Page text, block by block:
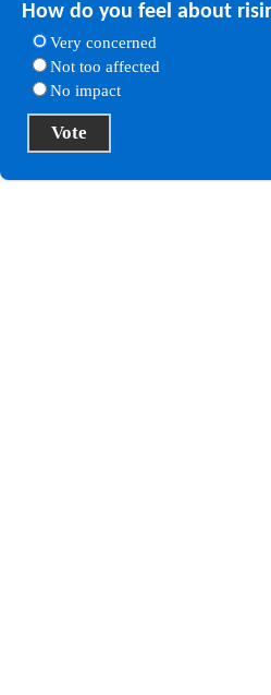
How do you feel about
Very concerned
Not too affected
No impact